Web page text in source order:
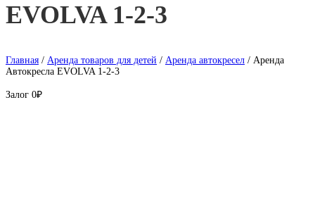
EVOLVA 1-2-3
Главная / Аренда товаров для детей / Аренда автокресел / Аренда
Автокресла EVOLVA 1-2-3
Залог 0₽